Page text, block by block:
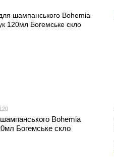
Bohemia
Богемське скло